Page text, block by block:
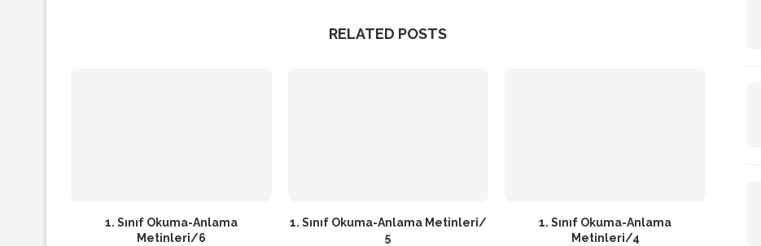
RELATED POSTS
1. Sınıf Okuma-Anlama
Metinleri/6
1. Sınıf Okuma-Anlama Metinleri/
5
1. Sınıf Okuma-Anlama
Metinleri/4